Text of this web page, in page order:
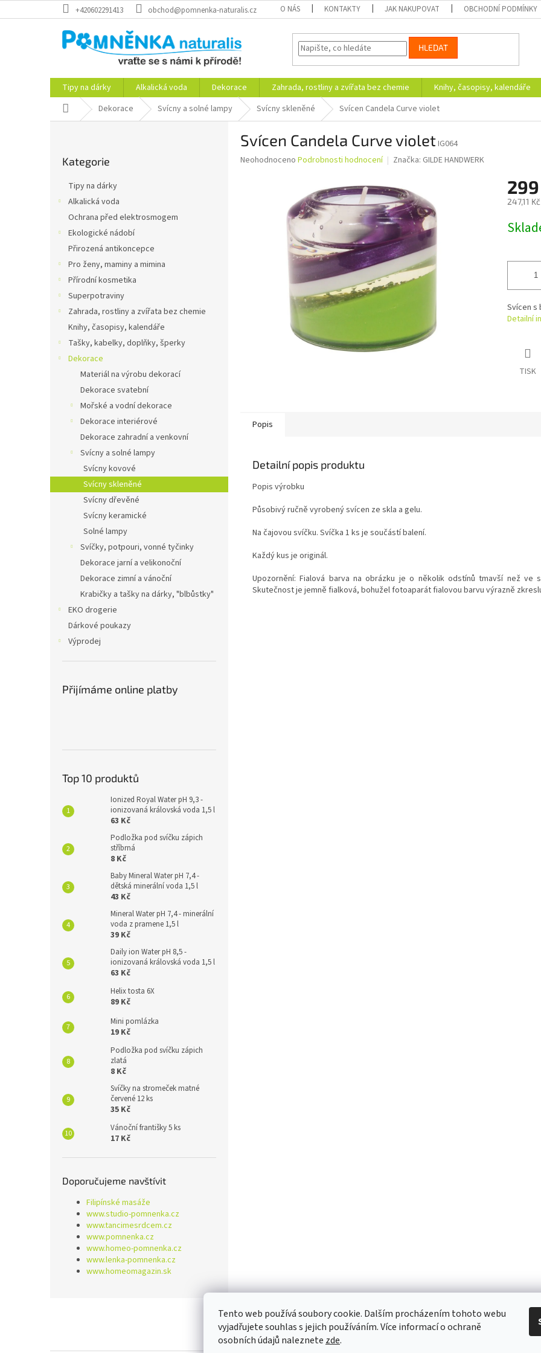
Tento web používá soubory cookie. Dalším procházením tohoto webu
vyjadřujete souhlas s jejich používáním. Více informací o ochraně
osobních údajů naleznete zde.
na
+420602291413 obchod@pomnenka-naturalis.cz O NÁS KONTAKTY JAK NAKUPOVAT OBCHODNÍ PODMÍNKY
HLEDAT
Tipy na dárky Alkalická voda Dekorace Zahrada, rostliny a zvířata bez chemie Knihy, časopisy, kalendáře
Domů Dekorace Svícny a solné lampy Svícny skleněné Svícen Candela Curve violet
kategorie
Kategorie
Tipy na dárky
Alkalická voda
Ochrana před elektrosmogem
Ekologické nádobí
Přirozená antikoncepce
Pro ženy, maminy a mimina
Přírodní kosmetika
Superpotraviny
Zahrada, rostliny a zvířata bez chemie
Knihy, časopisy, kalendáře
Tašky, kabelky, doplňky, šperky
Dekorace
Materiál na výrobu dekorací
Dekorace svatební
Mořské a vodní dekorace
Dekorace interiérové
Dekorace zahradní a venkovní
Svícny a solné lampy
Svícny kovové
Svícny skleněné
Svícny dřevěné
Svícny keramické
Solné lampy
Svíčky, potpouri, vonné tyčinky
Dekorace jarní a velikonoční
Dekorace zimní a vánoční
Krabičky a tašky na dárky, "blbůstky"
EKO drogerie
Dárkové poukazy
Výprodej
Přijímáme online platby
Top 10 produktů
Ionized Royal Water pH 9,3 -
ionizovaná královská voda 1,5 l
63 Kč
Podložka pod svíčku zápich
stříbrná
8 Kč
Baby Mineral Water pH 7,4 -
dětská minerální voda 1,5 l
43 Kč
Mineral Water pH 7,4 - minerální
voda z pramene 1,5 l
39 Kč
Daily ion Water pH 8,5 -
ionizovaná královská voda 1,5 l
63 Kč
Helix tosta 6X
89 Kč
Mini pomlázka
19 Kč
Podložka pod svíčku zápich
zlatá
8 Kč
Svíčky na stromeček matné
červené 12 ks
35 Kč
Vánoční františky 5 ks
17 Kč
Doporučujeme navštívit
Filipínské masáže
www.studio-pomnenka.cz
www.tancimesrdcem.cz
www.pomnenka.cz
www.homeo-pomnenka.cz
www.lenka-pomnenka.cz
www.homeomagazin.sk
Svícen Candela Curve violetIG064
Průměrné
Neohodnoceno Podrobnosti hodnocení Značka: GILDE HANDWERK
247,11
cena:
Svícen s
Detailní
TISK
Popis
Detailní popis produktu
Popis výrobku
Působivý ručně vyrobený svícen ze skla a gelu.
Na čajovou svíčku. Svíčka 1 ks je součástí balení.
Každý kus je originál.
Upozornění: Fialová barva na obrázku je o několik odstínů tmavší než ve
Skutečnost je jemně fialková, bohužel fotoaparát fialovou barvu výrazně